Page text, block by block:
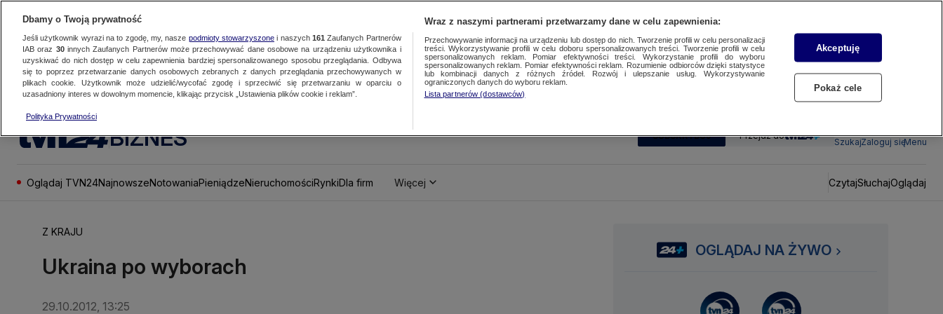
BIZNES SUBSKRYBUJ Przejdź do
SzukajZaloguj sięMenu
Oglądaj TVN24NajnowszeNotowaniaPieniądzeNieruchomościRynkiDla firm Więcej CzytajSłuchajOglądaj
Z KRAJU
Ukraina po wyborach
29.10.2012, 13:25
OGLĄDAJ NA ŻYWO
Dbamy o Twoją prywatność
Jeśli użytkownik wyrazi na to zgodę, my, nasze podmioty stowarzyszonei naszych 161 Zaufanych Partnerów
IAB oraz 30innych Zaufanych Partnerów może przechowywać dane osobowe na urządzeniu użytkownika i
uzyskiwać do nich dostęp w celu zapewnienia bardziej spersonalizowanego sposobu przeglądania. Odbywa
się to poprzez przetwarzanie danych osobowych zebranych z danych przeglądania przechowywanych w
plikach cookie. Użytkownik może udzielić/wycofać zgodę i sprzeciwić się przetwarzaniu w oparciu o
uzasadniony interes w dowolnym momencie, klikając przycisk „Ustawienia plików cookie i reklam”.
Polityka Prywatności
Wraz z naszymi partnerami przetwarzamy dane w celu zapewnienia:
Przechowywanie informacji na urządzeniu lub dostęp do nich. Tworzenie profili w celu personalizacji
treści. Wykorzystywanie profili w celu doboru spersonalizowanych treści. Tworzenie profili w celu
spersonalizowanych reklam. Pomiar efektywności treści. Wykorzystanie profili do wyboru
spersonalizowanych reklam. Pomiar efektywności reklam. Rozumienie odbiorców dzięki statystyce
lub kombinacji danych z różnych źródeł. Rozwój i ulepszanie usług. Wykorzystywanie
ograniczonych danych do wyboru reklam.
Lista partnerów (dostawców)
Akceptuję
Pokaż cele